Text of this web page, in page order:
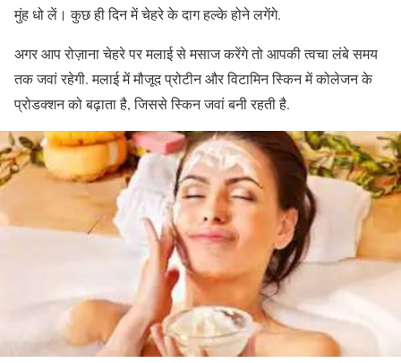
मुंह धो लें। कुछ ही दिन में चेहरे के दाग हल्के होने लगेंगे.
अगर आप रोज़ाना चेहरे पर मलाई से मसाज करेंगे तो आपकी त्वचा लंबे समय
तक जवां रहेगी. मलाई में मौजूद प्रोटीन और विटामिन स्किन में कोलेजन के
प्रोडक्शन को बढ़ाता है, जिससे स्किन जवां बनी रहती है.